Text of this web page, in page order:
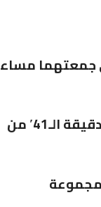
جمعتهما مساء
وتناوب على تسجيل أهداف منتخب النمسا، كل من ماركو أرناوتوفيتش في حدود الدقيقة الـ41′ من
في المجموعة